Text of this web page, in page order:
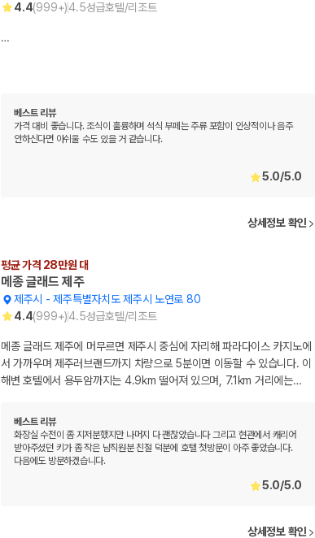
4.4(999+)4.5성급호텔/리조트
…
베스트 리뷰
가격 대비 좋습니다. 조식이 훌륭하며 석식 부페는 주류 포함이 인상적이나 음주
안하신다면 아쉬울 수도 있을 거 같습니다.
5.0/5.0
상세정보 확인
평균 가격 28만원 대
메종 글래드 제주
제주시 -제주특별자치도 제주시 노연로 80
4.4(999+)4.5성급호텔/리조트
메종 글래드 제주에 머무르면 제주시 중심에 자리해 파라다이스 카지노에
서 가까우며 제주러브랜드까지 차량으로 5분이면 이동할 수 있습니다. 이
해변 호텔에서 용두암까지는 4.9km 떨어져 있으며, 7.1km 거리에는…
베스트 리뷰
화장실 수전이 좀 지저분했지만 나머지 다 괜찮았습니다 그리고 현관에서 캐리어
받아주셨던 키가 좀 작은 남직원분 친절 덕분에 호텔 첫방문이 아주 좋았습니다.
다음에도 방문하겠습니다.
5.0/5.0
상세정보 확인